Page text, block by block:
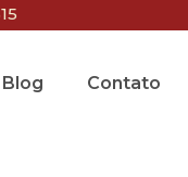
Blog Contato